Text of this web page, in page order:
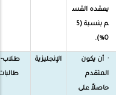
يعقده القس
م بنسبة (5
0%).
· أن يكون
المتقدم
حاصلاً على
الإنجليزية